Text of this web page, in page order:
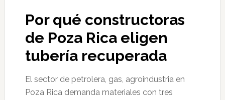
Por qué constructoras
de Poza Rica eligen
tubería recuperada
El sector de petrolera, gas, agroindustria en
Poza Rica demanda materiales con tres